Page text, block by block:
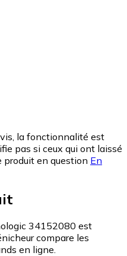
la fonctionnalité est
pas si ceux qui ont laissé
produit en question En
34152080 est
compare les
en ligne.